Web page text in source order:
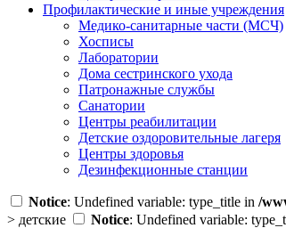
Профилактические и иные учреждения
Медико-санитарные части (МСЧ)
Хосписы
Лаборатории
Дома сестринского ухода
Патронажные службы
Санатории
Центры реабилитации
Детские оздоровительные лагеря
Центры здоровья
Дезинфекционные станции
Notice: Undefined variable: type_title in /
> детские Notice: Undefined variable: